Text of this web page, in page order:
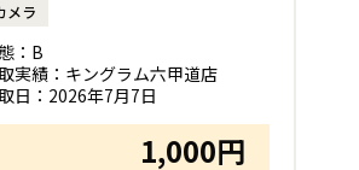
メラ
： B
実績： キングラム六甲道店
日： 2026年7月7日
1,000円